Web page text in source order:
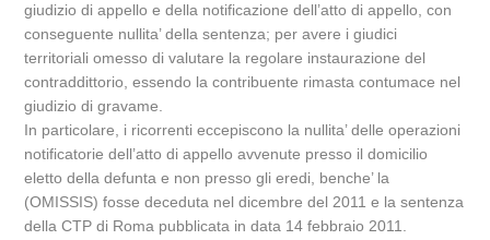
giudizio di appello e della notificazione dell’atto di appello, con
conseguente nullita’ della sentenza; per avere i giudici
territoriali omesso di valutare la regolare instaurazione del
contraddittorio, essendo la contribuente rimasta contumace nel
giudizio di gravame.
In particolare, i ricorrenti eccepiscono la nullita’ delle operazioni
notificatorie dell’atto di appello avvenute presso il domicilio
eletto della defunta e non presso gli eredi, benche’ la
(OMISSIS) fosse deceduta nel dicembre del 2011 e la sentenza
della CTP di Roma pubblicata in data 14 febbraio 2011.